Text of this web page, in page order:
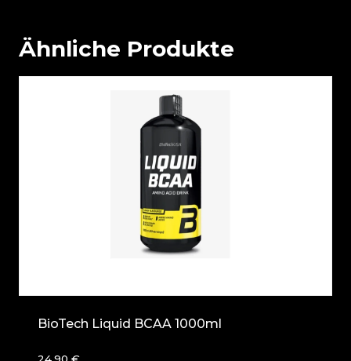
Ähnliche Produkte
BioTech Liquid BCAA 1000ml